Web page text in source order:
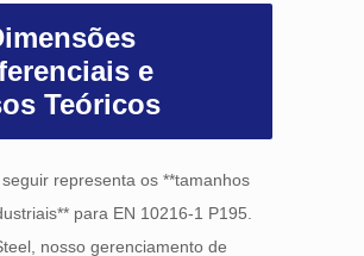
e
Teóricos
representa os **tamanhos
para EN 10216-1 P195.
nosso gerenciamento de